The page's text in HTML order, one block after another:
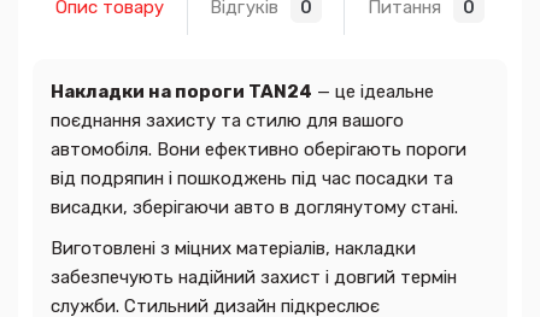
Опис товару Відгуків 0 Питання 0
Накладки на пороги TAN24 — це ідеальне
поєднання захисту та стилю для вашого
автомобіля. Вони ефективно оберігають пороги
від подряпин і пошкоджень під час посадки та
висадки, зберігаючи авто в доглянутому стані.
Виготовлені з міцних матеріалів, накладки
забезпечують надійний захист і довгий термін
служби. Стильний дизайн підкреслює